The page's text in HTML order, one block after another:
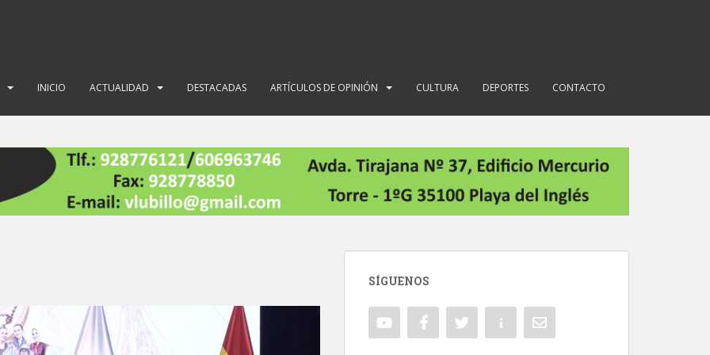
INICIO ACTUALIDAD DESTACADAS ARTÍCULOS DE OPINIÓN CULTURA DEPORTES CONTACTO
SÍGUENOS